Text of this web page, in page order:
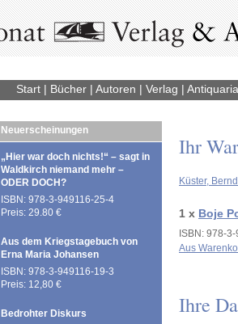
Start| Bücher| Autoren | Verlag |
Neuerscheinungen
„Hier war doch nichts!“ – sagt in
Waldkirch niemand mehr –
ODER DOCH?
ISBN: 978-3-949116-25-4
Preis: 29.80 €
Aus dem Kriegstagebuch von
Erna Maria Johansen
ISBN: 978-3-949116-19-3
Preis: 12,80 €
Bedrohter Diskurs
Ihr
Küster,
1 x Boje
ISBN: 978-
Aus
Ihre